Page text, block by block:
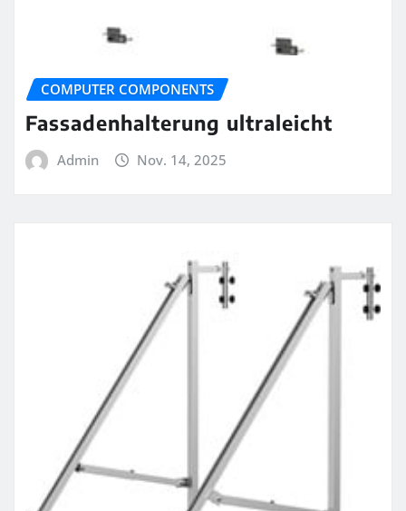
COMPUTER COMPONENTS
Fassadenhalterung ultraleicht
Admin Nov. 14, 2025